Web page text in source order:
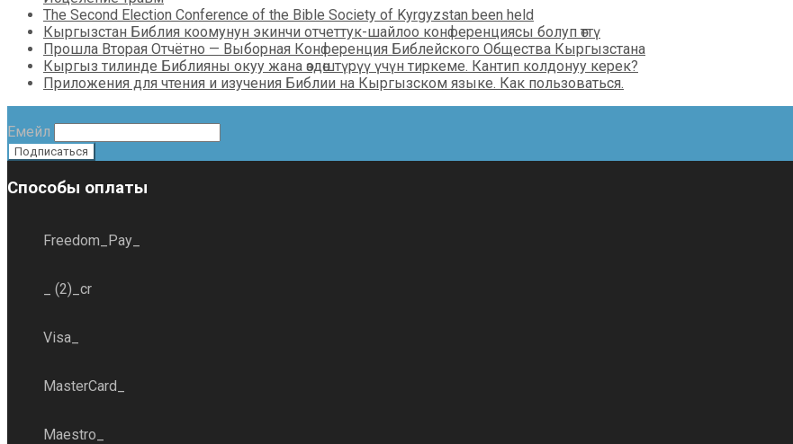
The Second Election Conference of the Bible Society of Kyrgyzstan been held
Кыргызстан Библия коомунун экинчи отчеттук-шайлоо конференциясы болуп өттү
Прошла Вторая Отчётно — Выборная Конференция Библейского Общества Кыргызстана
Кыргыз тилинде Библияны окуу жана өздөштүрүү үчүн тиркеме. Кантип колдонуу керек?
Приложения для чтения и изучения Библии на Кыргызском языке. Как пользоваться.
Емейл
Способы оплаты
Freedom_Pay_
_ (2)_cr
Visa_
MasterCard_
Maestro_